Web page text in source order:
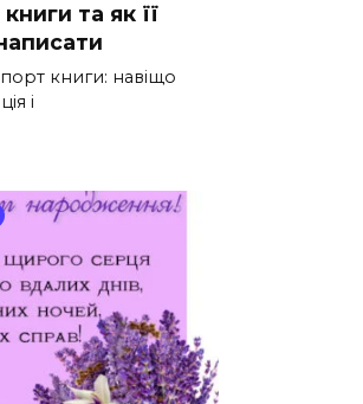
та як її
книги: навіщо
і